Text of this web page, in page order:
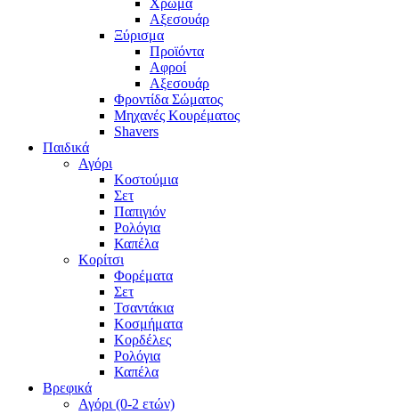
Αξεσουάρ
Ξύρισμα
Προϊόντα
Αφροί
Αξεσουάρ
Φροντίδα Σώματος
Μηχανές Κουρέματος
Shavers
Παιδικά
Αγόρι
Κοστούμια
Σετ
Παπιγιόν
Ρολόγια
Καπέλα
Κορίτσι
Φορέματα
Σετ
Τσαντάκια
Κοσμήματα
Κορδέλες
Ρολόγια
Καπέλα
Βρεφικά
Αγόρι (0-2 ετών)